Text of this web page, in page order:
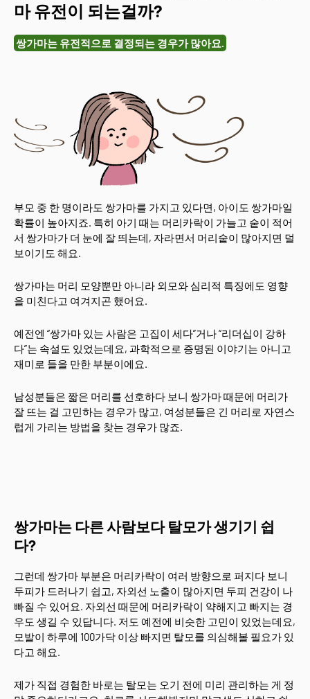
마 유전이 되는걸까?
쌍가마는 유전적으로 결정되는 경우가 많아요.
부모 중 한 명이라도 쌍가마를 가지고 있다면, 아이도 쌍가마일
확률이 높아지죠. 특히 아기 때는 머리카락이 가늘고 숱이 적어
서 쌍가마가 더 눈에 잘 띄는데, 자라면서 머리숱이 많아지면 덜
보이기도 해요.
쌍가마는 머리 모양뿐만 아니라 외모와 심리적 특징에도 영향
을 미친다고 여겨지곤 했어요.
예전엔 “쌍가마 있는 사람은 고집이 세다”거나 “리더십이 강하
다”는 속설도 있었는데요, 과학적으로 증명된 이야기는 아니고
재미로 들을 만한 부분이에요.
남성분들은 짧은 머리를 선호하다 보니 쌍가마 때문에 머리가
잘 뜨는 걸 고민하는 경우가 많고, 여성분들은 긴 머리로 자연스
럽게 가리는 방법을 찾는 경우가 많죠.
쌍가마는 다른 사람보다 탈모가 생기기 쉽
다?
그런데 쌍가마 부분은 머리카락이 여러 방향으로 퍼지다 보니
두피가 드러나기 쉽고, 자외선 노출이 많아지면 두피 건강이 나
빠질 수 있어요. 자외선 때문에 머리카락이 약해지고 빠지는 경
우도 생길 수 있답니다. 저도 예전에 비슷한 고민이 있었는데요,
모발이 하루에 100가닥 이상 빠지면 탈모를 의심해볼 필요가 있
다고 해요.
제가 직접 경험한 바로는 탈모는 오기 전에 미리 관리하는 게 정